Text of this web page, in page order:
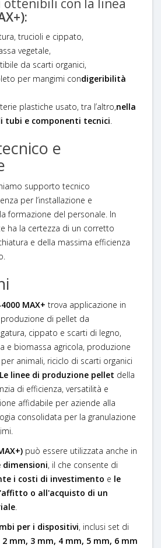
con la linea
trucioli e cippato,
vegetale,
da scarti organici,
per mangimi condigeribilità
plastiche usato, tra l’altro,nella
tubi e componenti tecnici
e
supporto tecnico
per l’installazione e
formazione del personale. In
ha la certezza di un corretto
e della massima efficienza
MAX+ trova applicazione in
di pellet da
cippato e scarti di legno,
e biomassa agricola, produzione
animali, riciclo di scarti organici
Le linee di produzione pellet della
di efficienza, versatilità e
affidabile per aziende alla
consolidata per la granulazione
può essere utilizzata anche in
dimensioni, il che consente di
i costi di investimento e le
o all'acquisto di un
per i dispositivi, inclusi set di
mm, 3 mm, 4 mm, 5 mm, 6 mm